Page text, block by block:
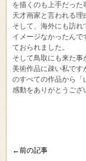
を描くのも上手だった
天才画家と言われる理
そして、海外にも訪れ
イメージなかったんで
ておられました。
そして鳥取にも来た事
美術作品に疎い私です
のすべての作品から
感動をありがとうござ
←前の記事